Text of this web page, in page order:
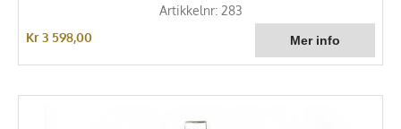
Artikkelnr: 283
Kr 3 598,00